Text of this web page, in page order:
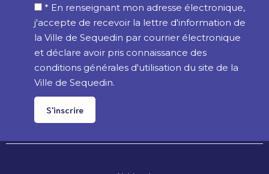
* En renseignant mon adresse électronique,
j'accepte de recevoir la lettre d'information de
la Ville de Sequedin par courrier électronique
et déclare avoir pris connaissance des
conditions générales d'utilisation du site de la
Ville de Sequedin.
S'inscrire